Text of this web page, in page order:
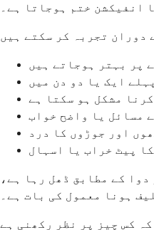
انفیکشن ختم ہوجاتا ہے۔
پر بہتر ہوجاتے ہیں
ایک یا دو دن میں
مشکل ہو سکتا ہے
مسائل یا واضح خواب
اور جوڑوں کا درد
پیٹ خراب یا اسہال
کے مطابق ڈھل رہا ہے،
ہونا معمول کی بات ہے۔